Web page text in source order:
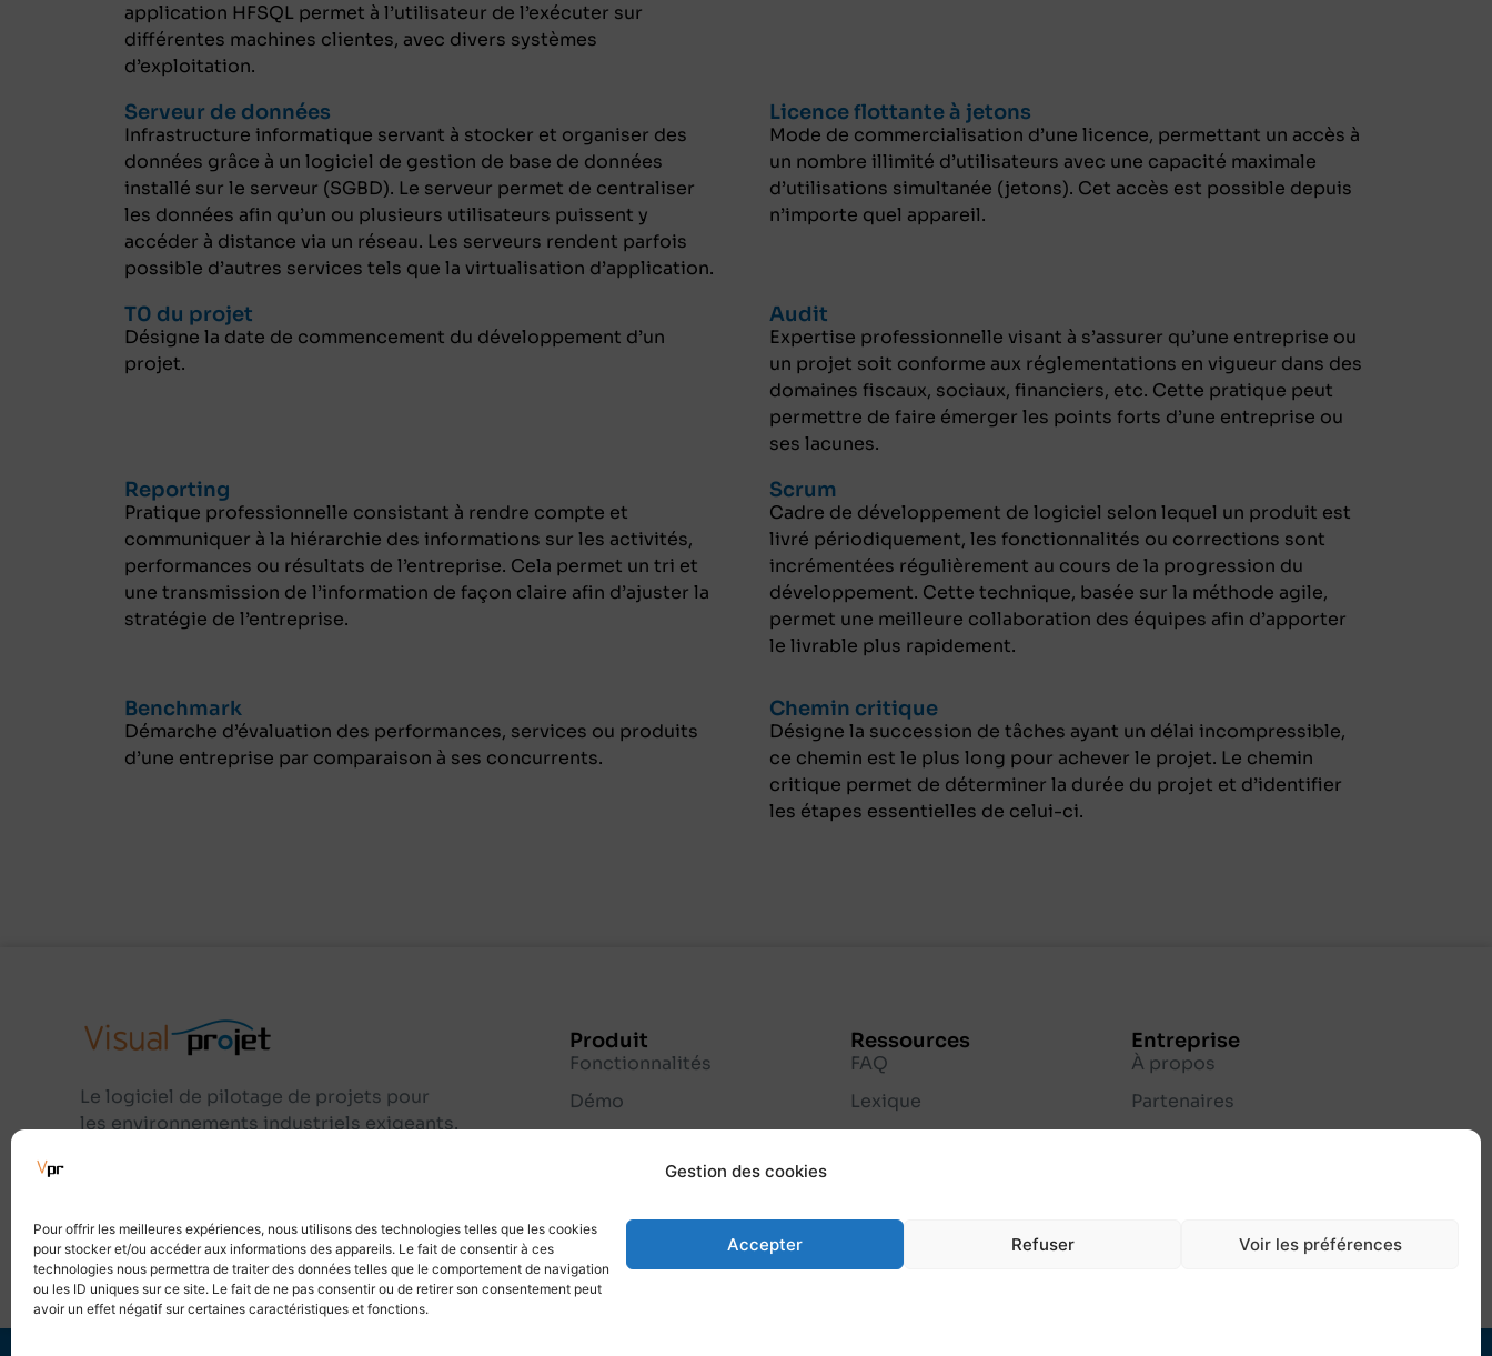
Gestion des cookies
Pour offrir les meilleures expériences, nous utilisons des technologies telles que les cookies
pour stocker et/ou accéder aux informations des appareils. Le fait de consentir à ces
technologies nous permettra de traiter des données telles que le comportement de navigation
ou les ID uniques sur ce site. Le fait de ne pas consentir ou de retirer son consentement peut
avoir un effet négatif sur certaines caractéristiques et fonctions.
Accepter Refuser Voir les préférences
application HFSQL permet à l’utilisateur de l’exécuter sur
différentes machines clientes, avec divers systèmes
d’exploitation.
Serveur de données
Infrastructure informatique servant à stocker et organiser des
données grâce à un logiciel de gestion de base de données
installé sur le serveur (SGBD). Le serveur permet de centraliser
les données afin qu’un ou plusieurs utilisateurs puissent y
accéder à distance via un réseau. Les serveurs rendent parfois
possible d’autres services tels que la virtualisation d’application.
Licence flottante à jetons
Mode de commercialisation d’une licence, permettant un accès à
un nombre illimité d’utilisateurs avec une capacité maximale
d’utilisations simultanée (jetons). Cet accès est possible depuis
n’importe quel appareil.
T0 du projet
Désigne la date de commencement du développement d’un
projet.
Audit
Expertise professionnelle visant à s’assurer qu’une entreprise ou
un projet soit conforme aux réglementations en vigueur dans des
domaines fiscaux, sociaux, financiers, etc. Cette pratique peut
permettre de faire émerger les points forts d’une entreprise ou
ses lacunes.
Reporting
Pratique professionnelle consistant à rendre compte et
communiquer à la hiérarchie des informations sur les activités,
performances ou résultats de l’entreprise. Cela permet un tri et
une transmission de l’information de façon claire afin d’ajuster la
stratégie de l’entreprise.
Scrum
Cadre de développement de logiciel selon lequel un produit est
livré périodiquement, les fonctionnalités ou corrections sont
incrémentées régulièrement au cours de la progression du
développement. Cette technique, basée sur la méthode agile,
permet une meilleure collaboration des équipes afin d’apporter
le livrable plus rapidement.
Benchmark
Démarche d’évaluation des performances, services ou produits
d’une entreprise par comparaison à ses concurrents.
Chemin critique
Désigne la succession de tâches ayant un délai incompressible,
ce chemin est le plus long pour achever le projet. Le chemin
critique permet de déterminer la durée du projet et d’identifier
les étapes essentielles de celui-ci.
Le logiciel de pilotage de projets pour
les environnements industriels exigeants.
contact@visualprojet.com
solution VisualProjet
Produit
Fonctionnalités
Démo
Ressources
FAQ
Lexique
Entreprise
À propos
Partenaires